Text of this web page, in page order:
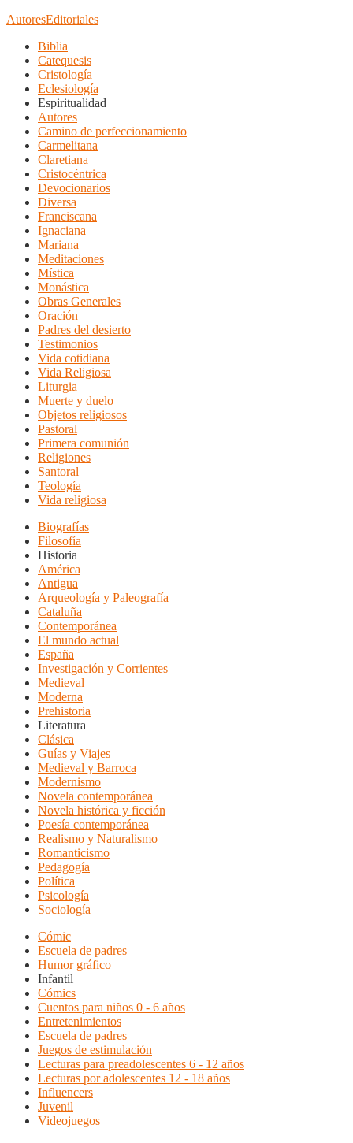
AutoresEditoriales
Biblia
Catequesis
Cristología
Eclesiología
Espiritualidad
Autores
Camino de perfeccionamiento
Carmelitana
Claretiana
Cristocéntrica
Devocionarios
Diversa
Franciscana
Ignaciana
Mariana
Meditaciones
Mística
Monástica
Obras Generales
Oración
Padres del desierto
Testimonios
Vida cotidiana
Vida Religiosa
Liturgia
Muerte y duelo
Objetos religiosos
Pastoral
Primera comunión
Religiones
Santoral
Teología
Vida religiosa
Biografías
Filosofía
Historia
América
Antigua
Arqueología y Paleografía
Cataluña
Contemporánea
El mundo actual
España
Investigación y Corrientes
Medieval
Moderna
Prehistoria
Literatura
Clásica
Guías y Viajes
Medieval y Barroca
Modernismo
Novela contemporánea
Novela histórica y ficción
Poesía contemporánea
Realismo y Naturalismo
Romanticismo
Pedagogía
Política
Psicología
Sociología
Cómic
Escuela de padres
Humor gráfico
Infantil
Cómics
Cuentos para niños 0 - 6 años
Entretenimientos
Escuela de padres
Juegos de estimulación
Lecturas para preadolescentes 6 - 12 años
Lecturas por adolescentes 12 - 18 años
Influencers
Juvenil
Videojuegos